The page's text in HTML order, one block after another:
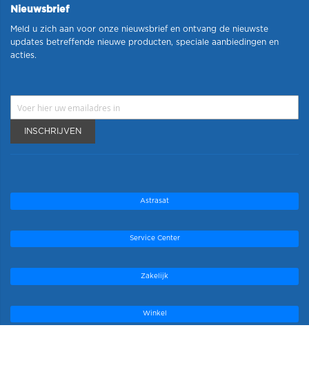
Nieuwsbrief
Meld u zich aan voor onze nieuwsbrief en ontvang de nieuwste
updates betreffende nieuwe producten, speciale aanbiedingen en
acties.
INSCHRIJVEN
Astrasat
Service Center
Zakelijk
Winkel